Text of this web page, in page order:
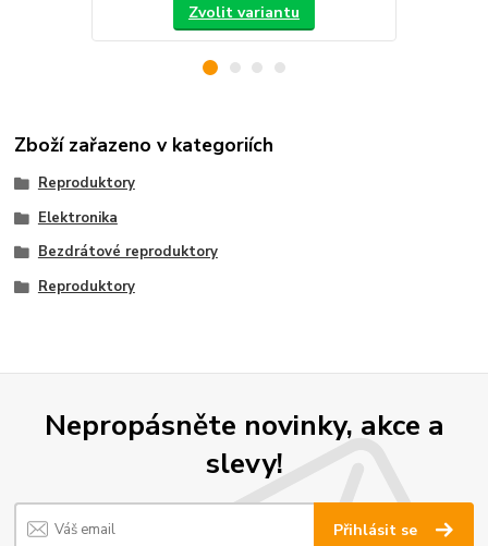
Zvolit variantu
Zboží zařazeno v kategoriích
Reproduktory
Elektronika
Bezdrátové reproduktory
Reproduktory
Nepropásněte novinky, akce a
slevy!
Přihlásit se